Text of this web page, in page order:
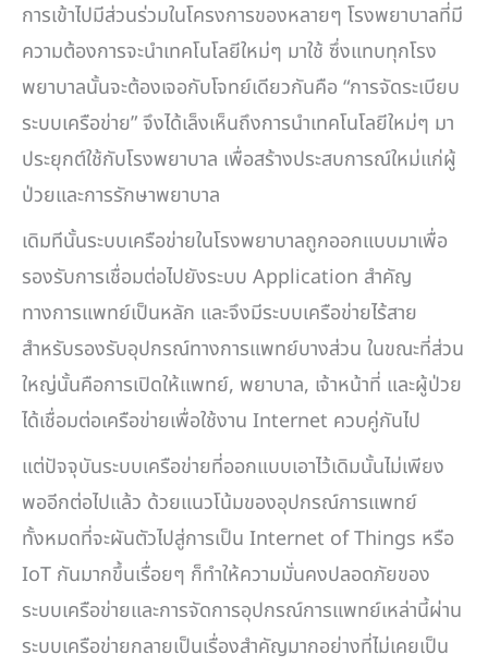
การเข้าไปมีส่วนร่วมในโครงการของหลายๆ โรงพยาบาลที่มี
ความต้องการจะนำเทคโนโลยีใหม่ๆ มาใช้ ซึ่งแทบทุกโรง
พยาบาลนั้นจะต้องเจอกับโจทย์เดียวกันคือ “การจัดระเบียบ
ระบบเครือข่าย” จึงได้เล็งเห็นถึงการนำเทคโนโลยีใหม่ๆ มา
ประยุกต์ใช้กับโรงพยาบาล เพื่อสร้างประสบการณ์ใหม่แก่ผู้
ป่วยและการรักษาพยาบาล
เดิมทีนั้นระบบเครือข่ายในโรงพยาบาลถูกออกแบบมาเพื่อ
รองรับการเชื่อมต่อไปยังระบบ Application สำคัญ
ทางการแพทย์เป็นหลัก และจึงมีระบบเครือข่ายไร้สาย
สำหรับรองรับอุปกรณ์ทางการแพทย์บางส่วน ในขณะที่ส่วน
ใหญ่นั้นคือการเปิดให้แพทย์, พยาบาล, เจ้าหน้าที่ และผู้ป่วย
ได้เชื่อมต่อเครือข่ายเพื่อใช้งาน Internet ควบคู่กันไป
แต่ปัจจุบันระบบเครือข่ายที่ออกแบบเอาไว้เดิมนั้นไม่เพียง
พออีกต่อไปแล้ว ด้วยแนวโน้มของอุปกรณ์การแพทย์
ทั้งหมดที่จะผันตัวไปสู่การเป็น Internet of Things หรือ
IoT กันมากขึ้นเรื่อยๆ ก็ทำให้ความมั่นคงปลอดภัยของ
ระบบเครือข่ายและการจัดการอุปกรณ์การแพทย์เหล่านี้ผ่าน
ระบบเครือข่ายกลายเป็นเรื่องสำคัญมากอย่างที่ไม่เคยเป็น